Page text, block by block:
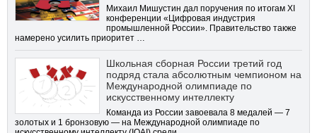
Михаил Мишустин дал поручения по итогам XI
конференции «Цифровая индустрия
промышленной России». Правительство также
намерено усилить приоритет …
Школьная сборная России третий год
подряд стала абсолютным чемпионом на
Международной олимпиаде по
искусственному интеллекту
Команда из России завоевала 8 медалей — 7
золотых и 1 бронзовую — на Международной олимпиаде по